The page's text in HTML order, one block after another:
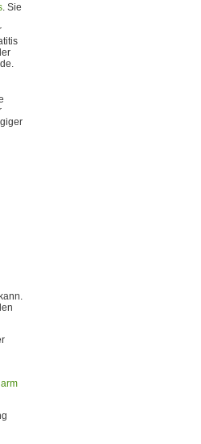
. Sie